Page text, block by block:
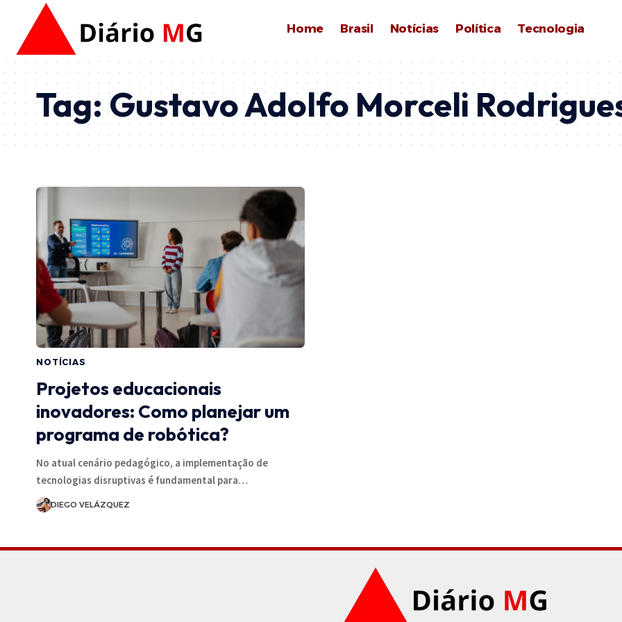
Home Brasil Notícias Política Tecnologia
Tag:Gustavo Adolfo Morceli
NOTÍCIAS
Projetos educacionais
inovadores: Como planejar um
programa de robótica?
No atual cenário pedagógico, a implementação de
tecnologias disruptivas é fundamental para…
DIEGO VELÁZQUEZ